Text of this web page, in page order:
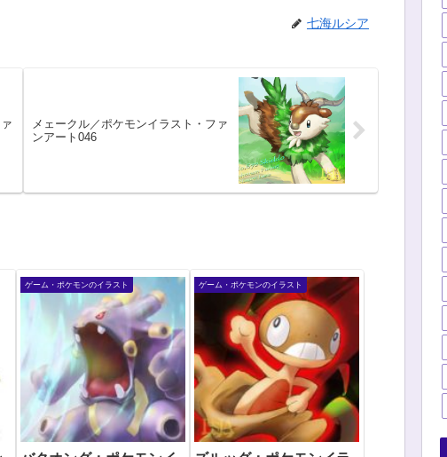
七海ルシア
メェークル／ポケモンイラスト・ファ
ンアート046
ゲーム・ポケモンのイラスト ゲーム・ポケモンのイラスト